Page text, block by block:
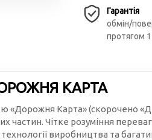
Гарантія
обмін/
протягом
КАРТА
«Дорожня Карта» (скорочено
частин. Чітке розуміння переваг
виробництва та